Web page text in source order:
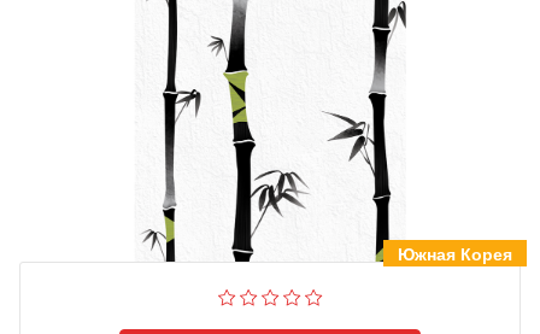
Южная Корея